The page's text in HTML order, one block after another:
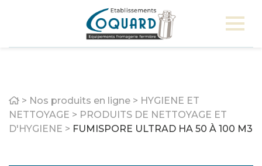
Home
> Nos produits en ligne > HYGIENE ET
NETTOYAGE > PRODUITS DE NETTOYAGE ET
D'HYGIENE > FUMISPORE ULTRAD HA 50 À 100 M3